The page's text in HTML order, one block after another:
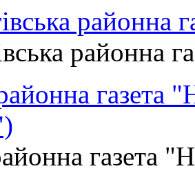
газета